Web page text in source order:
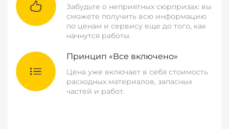
Забудьте о неприятных сюрпризах: вы
сможете получить всю информацию
по ценам и сервису еще до того, как
начнутся работы.
Принцип «Все включено»
Цена уже включает в себя стоимость
расходных материалов, запасных
частей и работ.